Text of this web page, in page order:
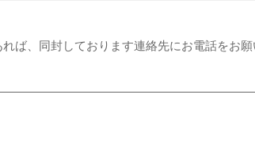
ば、同封しております連絡先にお電話をお願